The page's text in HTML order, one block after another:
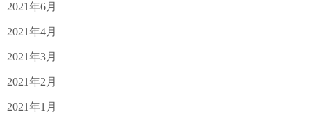
2021年6月
2021年4月
2021年3月
2021年2月
2021年1月